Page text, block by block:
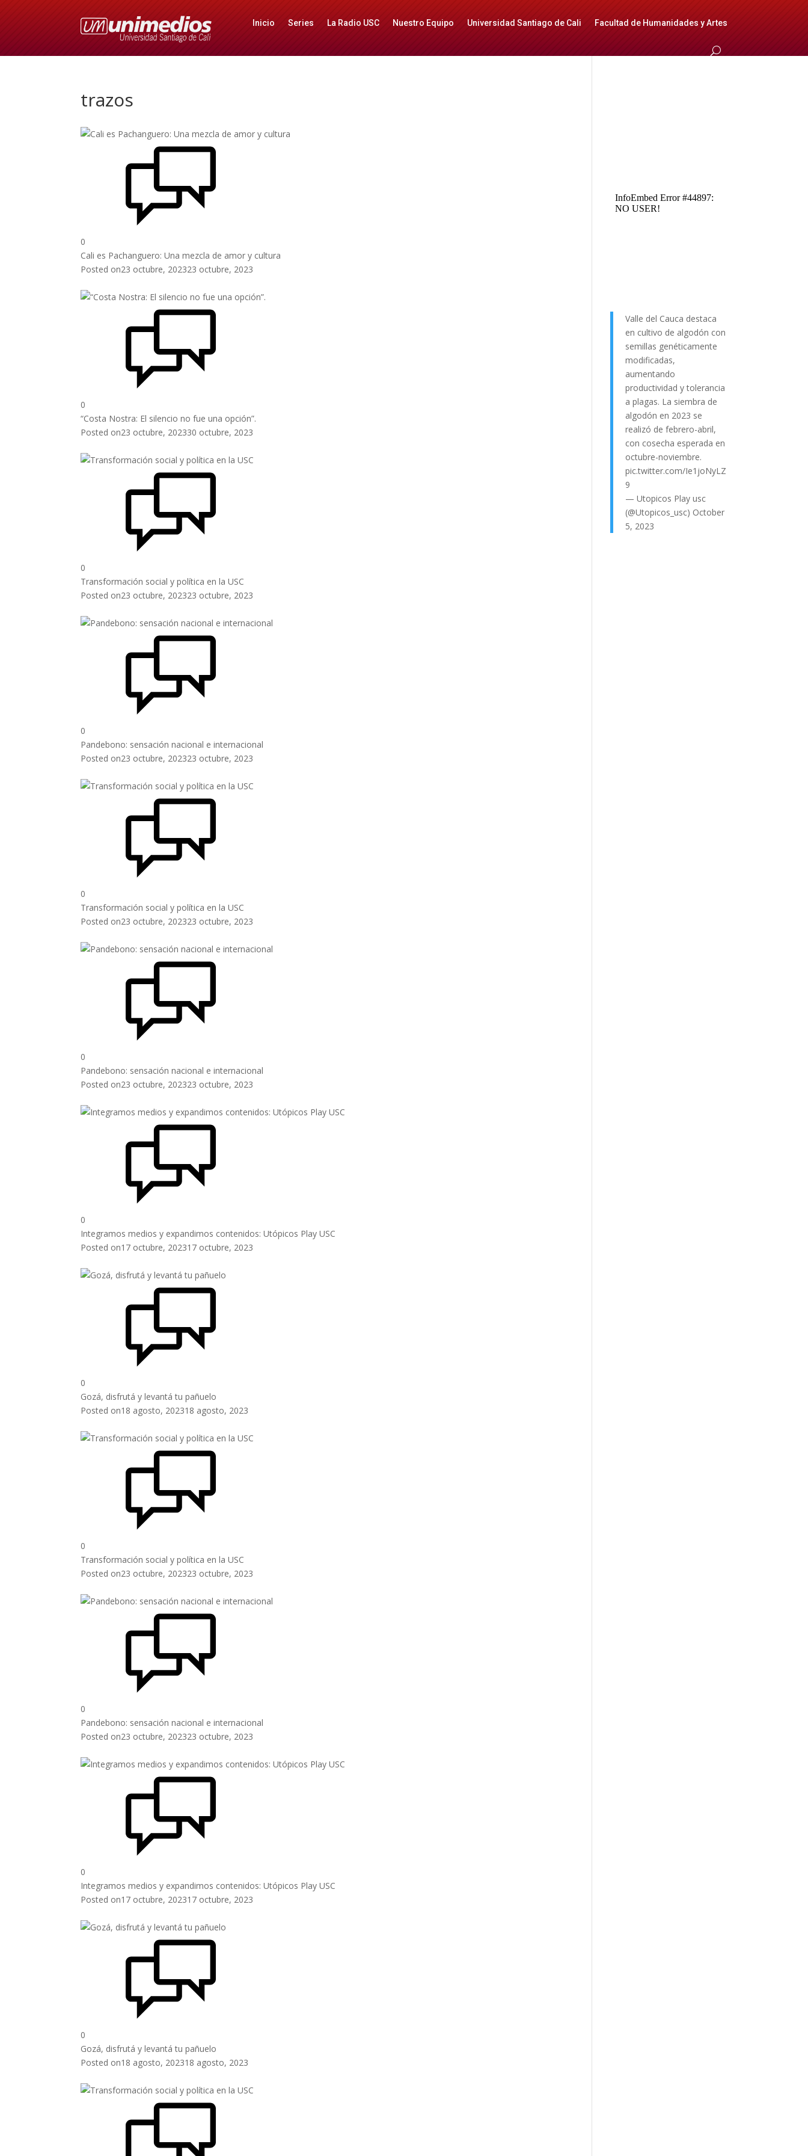
Inicio Series La Radio USC Nuestro Equipo Universidad Santiago de Cali Facultad de Humanidades y Artes
trazos
0
Cali es Pachanguero: Una mezcla de amor y cultura
Posted on23 octubre, 202323 octubre, 2023
0
“Costa Nostra: El silencio no fue una opción”.
Posted on23 octubre, 202330 octubre, 2023
0
Transformación social y política en la USC
Posted on23 octubre, 202323 octubre, 2023
0
Pandebono: sensación nacional e internacional
Posted on23 octubre, 202323 octubre, 2023
0
Transformación social y política en la USC
Posted on23 octubre, 202323 octubre, 2023
0
Pandebono: sensación nacional e internacional
Posted on23 octubre, 202323 octubre, 2023
0
Integramos medios y expandimos contenidos: Utópicos Play USC
Posted on17 octubre, 202317 octubre, 2023
0
Gozá, disfrutá y levantá tu pañuelo
Posted on18 agosto, 202318 agosto, 2023
0
Transformación social y política en la USC
Posted on23 octubre, 202323 octubre, 2023
0
Pandebono: sensación nacional e internacional
Posted on23 octubre, 202323 octubre, 2023
0
Integramos medios y expandimos contenidos: Utópicos Play USC
Posted on17 octubre, 202317 octubre, 2023
0
Gozá, disfrutá y levantá tu pañuelo
Posted on18 agosto, 202318 agosto, 2023
Valle del Cauca destaca
en cultivo de algodón con
semillas genéticamente
modificadas,
aumentando
productividad y tolerancia
a plagas. La siembra de
algodón en 2023 se
realizó de febrero-abril,
con cosecha esperada en
octubre-noviembre.
pic.twitter.com/Ie1joNyLZ
9
— Utopicos Play usc
(@Utopicos_usc) October
5, 2023